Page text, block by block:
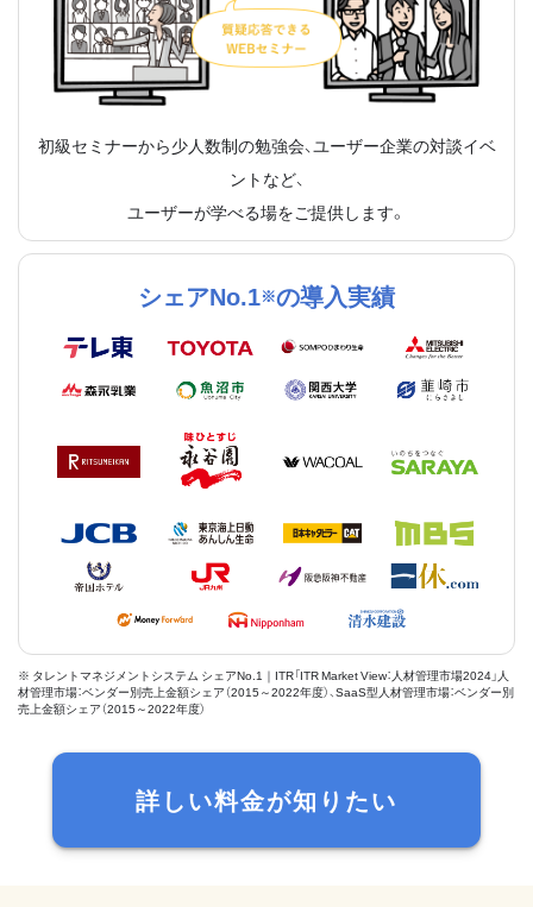
初級セミナーから少人数制の勉強会、ユーザー企業の対談イベ
ントなど、
ユーザーが学べる場をご提供します。
シェアNo.1※の導入実績
※ タレントマネジメントシステム シェアNo.1｜ITR「ITR Market View：人材管理市場2024」人
材管理市場：ベンダー別売上金額シェア（2015～2022年度）、SaaS型人材管理市場：ベンダー別
売上金額シェア（2015～2022年度）
詳しい料金が知りたい